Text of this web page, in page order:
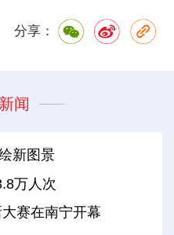
分享：
闻
新图景
万人次
赛在南宁开幕